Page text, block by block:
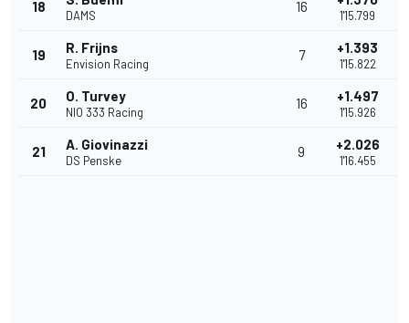
18
DAMS
16
1'15.799
19 R. Frijns
Envision Racing
7 +1.393
1'15.822
20 O. Turvey
NIO 333 Racing
16 +1.497
1'15.926
21 A. Giovinazzi
DS Penske
9 +2.026
1'16.455